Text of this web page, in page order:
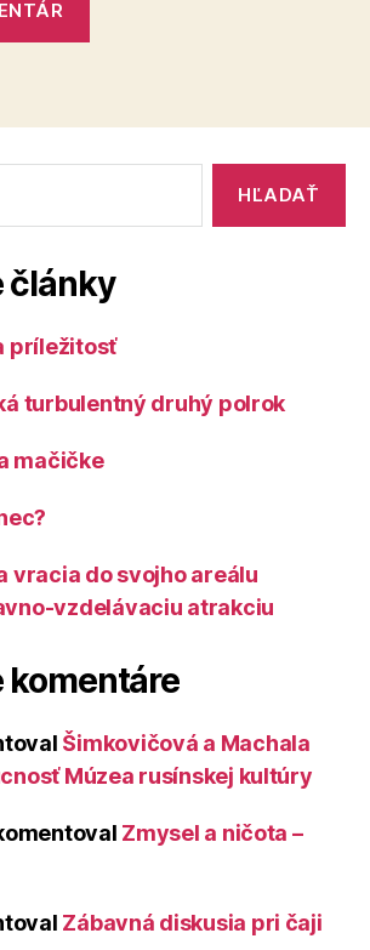
články
príležitosť
turbulentný druhý polrok
mačičke
vracia do svojho areálu
vzdelávaciu atrakciu
komentáre
Šimkovičová a Machala
Múzea rusínskej kultúry
Zmysel a ničota –
Zábavná diskusia pri čaji